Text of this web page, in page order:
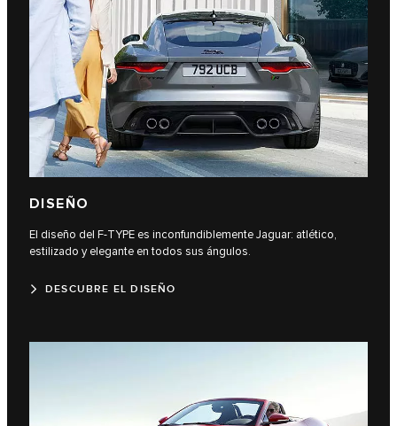
DISEÑO
El diseño del F-TYPE es inconfundiblemente Jaguar: atlético,
estilizado y elegante en todos sus ángulos.
DESCUBRE EL DISEÑO